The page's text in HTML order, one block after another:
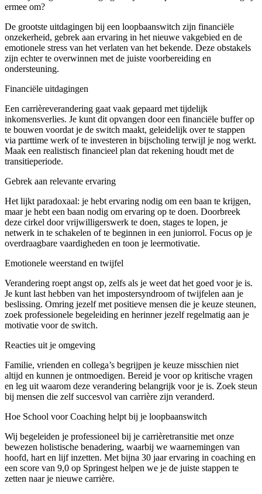
ermee om?
De grootste uitdagingen bij een loopbaanswitch zijn financiële
onzekerheid, gebrek aan ervaring in het nieuwe vakgebied en de
emotionele stress van het verlaten van het bekende. Deze obstakels
zijn echter te overwinnen met de juiste voorbereiding en
ondersteuning.
Financiële uitdagingen
Een carrièreverandering gaat vaak gepaard met tijdelijk
inkomensverlies. Je kunt dit opvangen door een financiële buffer op
te bouwen voordat je de switch maakt, geleidelijk over te stappen
via parttime werk of te investeren in bijscholing terwijl je nog werkt.
Maak een realistisch financieel plan dat rekening houdt met de
transitieperiode.
Gebrek aan relevante ervaring
Het lijkt paradoxaal: je hebt ervaring nodig om een baan te krijgen,
maar je hebt een baan nodig om ervaring op te doen. Doorbreek
deze cirkel door vrijwilligerswerk te doen, stages te lopen, je
netwerk in te schakelen of te beginnen in een juniorrol. Focus op je
overdraagbare vaardigheden en toon je leermotivatie.
Emotionele weerstand en twijfel
Verandering roept angst op, zelfs als je weet dat het goed voor je is.
Je kunt last hebben van het impostersyndroom of twijfelen aan je
beslissing. Omring jezelf met positieve mensen die je keuze steunen,
zoek professionele begeleiding en herinner jezelf regelmatig aan je
motivatie voor de switch.
Reacties uit je omgeving
Familie, vrienden en collega’s begrijpen je keuze misschien niet
altijd en kunnen je ontmoedigen. Bereid je voor op kritische vragen
en leg uit waarom deze verandering belangrijk voor je is. Zoek steun
bij mensen die zelf succesvol van carrière zijn veranderd.
Hoe School voor Coaching helpt bij je loopbaanswitch
Wij begeleiden je professioneel bij je carrièretransitie met onze
bewezen holistische benadering, waarbij we waarnemingen van
hoofd, hart en lijf inzetten. Met bijna 30 jaar ervaring in coaching en
een score van 9,0 op Springest helpen we je de juiste stappen te
zetten naar je nieuwe carrière.